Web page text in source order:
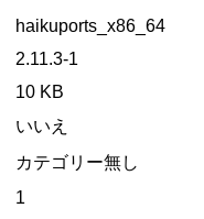
haikuports_x86_64
2.11.3-1
10 KB
いいえ
カテゴリー無し
1